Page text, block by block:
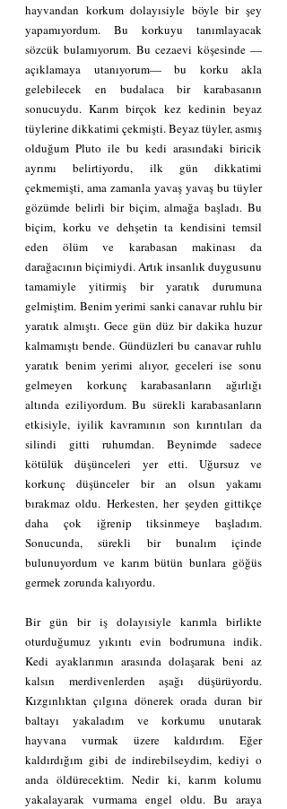
hayvandan korkum dolayısiyle böyle bir şey
yapamıyordum. Bu korkuyu tanımlayacak
sözcük bulamıyorum. Bu cezaevi köşesinde —
açıklamaya utanıyorum— bu korku akla
gelebilecek en budalaca bir karabasanın
sonucuydu. Karım birçok kez kedinin beyaz
tüylerine dikkatimi çekmişti. Beyaz tüyler, asmış
olduğum Pluto ile bu kedi arasındaki biricik
ayrımı belirtiyordu, ilk gün dikkatimi
çekmemişti, ama zamanla yavaş yavaş bu tüyler
gözümde belirli bir biçim, almağa başladı. Bu
biçim, korku ve dehşetin ta kendisini temsil
eden ölüm ve karabasan makinası da
darağacının biçimiydi. Artık insanlık duygusunu
tamamiyle yitirmiş bir yaratık durumuna
gelmiştim. Benim yerimi sanki canavar ruhlu bir
yaratık almıştı. Gece gün düz bir dakika huzur
kalmamıştı bende. Gündüzleri bu canavar ruhlu
yaratık benim yerimi alıyor, geceleri ise sonu
gelmeyen korkunç karabasanların ağırlığı
altında eziliyordum. Bu sürekli karabasanların
etkisiyle, iyilik kavramının son kırıntıları da
silindi gitti ruhumdan. Beynimde sadece
kötülük düşünceleri yer etti. Uğursuz ve
korkunç düşünceler bir an olsun yakamı
bırakmaz oldu. Herkesten, her şeyden gittikçe
daha çok iğrenip tiksinmeye başladım.
Sonucunda, sürekli bir bunalım içinde
bulunuyordum ve karım bütün bunlara göğüs
germek zorunda kalıyordu.
Bir gün bir iş dolayısiyle karımla birlikte
oturduğumuz yıkıntı evin bodrumuna indik.
Kedi ayaklarımın arasında dolaşarak beni az
kalsın merdivenlerden aşağı düşürüyordu.
Kızgınlıktan çılgına dönerek orada duran bir
baltayı yakaladım ve korkumu unutarak
hayvana vurmak üzere kaldırdım. Eğer
kaldırdığım gibi de indirebilseydim, kediyi o
anda öldürecektim. Nedir ki, karım kolumu
yakalayarak vurmama engel oldu. Bu araya